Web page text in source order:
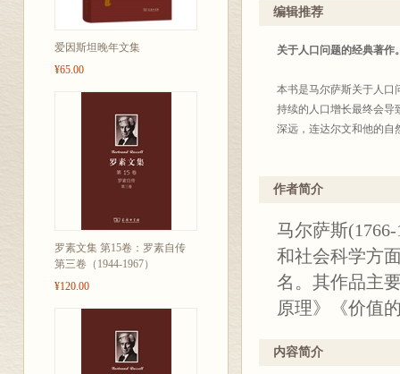
爱因斯坦晚年文集
¥65.00
罗素文集 第15卷：罗素自传
第三卷（1944-1967）
¥120.00
编辑推荐
关于人口问题的经典著作
本书是马尔萨斯关于人口
持续的人口增长最终会导
深远，连达尔文和他的自
作者简介
马尔萨斯
和社会科学方
名。其作品主
原理》《价值
内容简介